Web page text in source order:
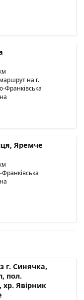
на г.
Франківська
Яремче
г. Синячка,
пол.
хр. Явірник